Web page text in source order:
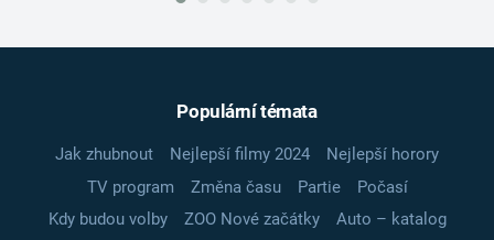
Populární témata
Jak zhubnout Nejlepší filmy 2024
Nejlepší horory
TV program
Změna času Partie
Počasí
Kdy budou volby
ZOO Nové začátky
Auto – katalog